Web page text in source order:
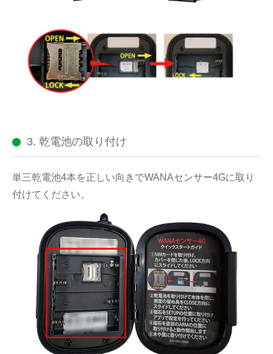
3. 乾電池の取り付け
単三乾電池4本を正しい向きでWANAセンサー4Gに取り
付けてください。